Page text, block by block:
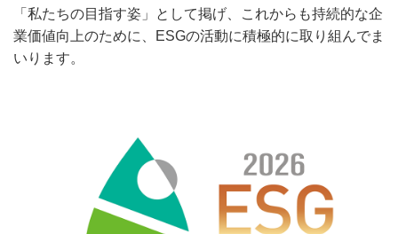
「私たちの目指す姿」として掲げ、これからも持続的な企
業価値向上のために、ESGの活動に積極的に取り組んでま
いります。